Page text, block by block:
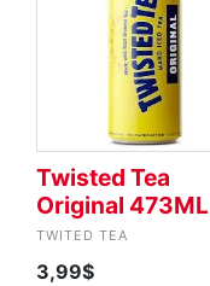
Twisted Tea
Original 473ML
TWITED TEA
3,99$